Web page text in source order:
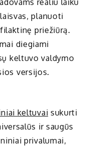
planuoti
priežiūrą.
diegiami
keltuvo valdymo
versijos.
keltuvai sukurti
ir saugūs
privalumai,